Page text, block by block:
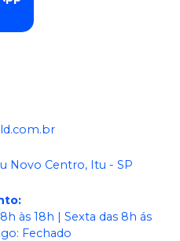
Novo Centro, Itu - SP
:
às 18h | Sexta das 8h ás
Fechado